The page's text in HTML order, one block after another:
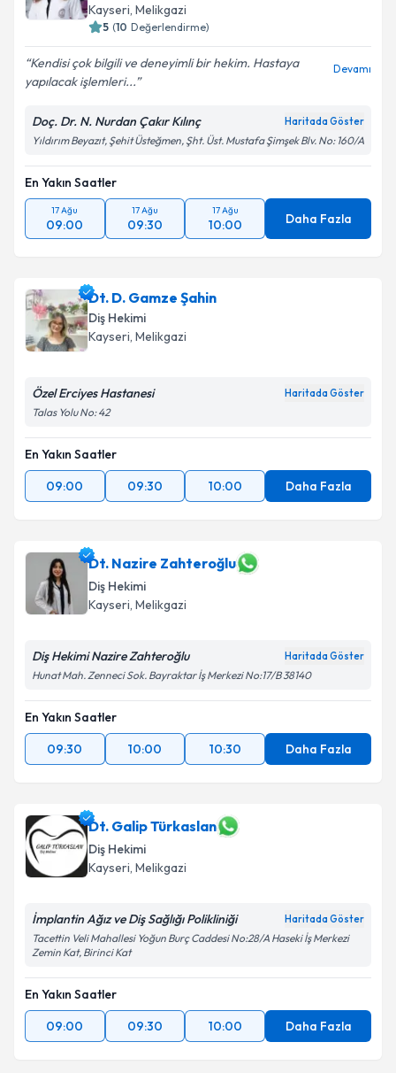
Kayseri, Melikgazi
5 (10 Değerlendirme)
Kendisi çok bilgili ve deneyimli bir hekim. Hastaya
yapılacak işlemleri...
Devamı
Doç. Dr. N. Nurdan Çakır Kılınç Haritada Göster
Yıldırım Beyazıt, Şehit Üsteğmen, Şht. Üst. Mustafa Şimşek Blv. No: 160/A
En Yakın Saatler
17 Ağu
09:00
17 Ağu
09:30
17 Ağu
10:00 Daha Fazla
Dt. D. Gamze Şahin
Diş Hekimi
Kayseri, Melikgazi
Özel Erciyes Hastanesi Haritada Göster
Talas Yolu No: 42
En Yakın Saatler
09:00
09:30 10:00 Daha Fazla
Dt. Nazire Zahteroğlu
Diş Hekimi
Kayseri, Melikgazi
Diş Hekimi Nazire Zahteroğlu Haritada Göster
Hunat Mah. Zenneci Sok. Bayraktar İş Merkezi No:17/B 38140
En Yakın Saatler
09:30
10:00 10:30 Daha Fazla
Dt. Galip Türkaslan
Diş Hekimi
Kayseri, Melikgazi
İmplantin Ağız ve Diş Sağlığı Polikliniği Haritada Göster
Tacettin Veli Mahallesi Yoğun Burç Caddesi No:28/A Haseki İş Merkezi
Zemin Kat, Birinci Kat
En Yakın Saatler
09:00
09:30 10:00 Daha Fazla